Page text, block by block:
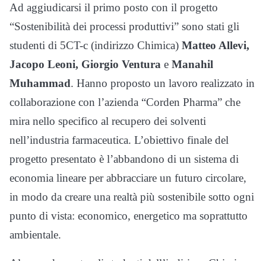
Ad aggiudicarsi il primo posto con il progetto
“Sostenibilità dei processi produttivi” sono stati gli
studenti di 5CT-c (indirizzo Chimica) Matteo Allevi,
Jacopo Leoni, Giorgio Ventura e Manahil
Muhammad. Hanno proposto un lavoro realizzato in
collaborazione con l’azienda “Corden Pharma” che
mira nello specifico al recupero dei solventi
nell’industria farmaceutica. L’obiettivo finale del
progetto presentato è l’abbandono di un sistema di
economia lineare per abbracciare un futuro circolare,
in modo da creare una realtà più sostenibile sotto ogni
punto di vista: economico, energetico ma soprattutto
ambientale.